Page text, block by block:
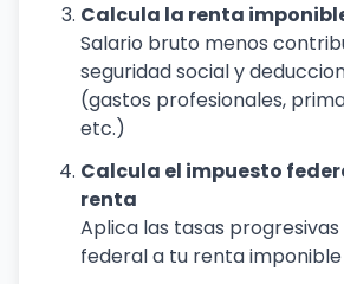
Calcula la renta
Salario bruto menos
seguridad social y
(gastos profesionales,
etc.)
Calcula el impuesto
renta
Aplica las tasas
federal a tu renta imponible